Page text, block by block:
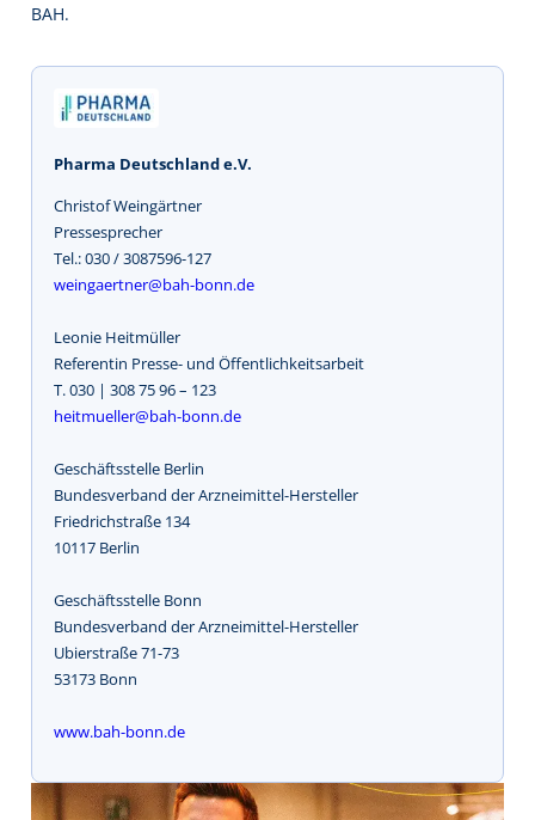
BAH.
Pharma Deutschland e.V.
Christof Weingärtner
Pressesprecher
Tel.: 030 / 3087596-127
weingaertner@bah-bonn.de
Leonie Heitmüller
Referentin Presse- und Öffentlichkeitsarbeit
T. 030 | 308 75 96 – 123
heitmueller@bah-bonn.de
Geschäftsstelle Berlin
Bundesverband der Arzneimittel-Hersteller
Friedrichstraße 134
10117 Berlin
Geschäftsstelle Bonn
Bundesverband der Arzneimittel-Hersteller
Ubierstraße 71-73
53173 Bonn
www.bah-bonn.de